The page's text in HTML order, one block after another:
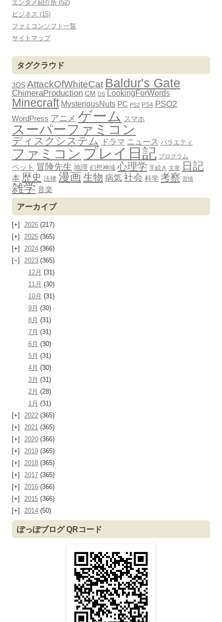
エンタメ紹介所 (52)
ビジネス (15)
ファミコンソフト一覧
サイトマップ
タグクラウド
3DS AttackOfWhiteCat Baldur's Gate
ChimeraProduction CM DS LookingForWords
Minecraft MysteriousNuts PC PS2 PS4 PSO2
WordPress アニメ ゲーム スマホ
スーパーファミコン
ディスクシステム ドラマ ニュース バラエティ
ファミコン プレイ日記 プログラム
ペット 冒険先生 地理 幻想神域 心理学 手続き 文章 日記
本 歴史 法律 漫画 生物 病気 社会 科学 考察 苦情
雑学 音楽
アーカイブ
2026 (217)
2025 (365)
2024 (366)
2023 (365)
12月 (31)
11月 (30)
10月 (31)
9月 (30)
8月 (31)
7月 (31)
6月 (30)
5月 (31)
4月 (30)
3月 (31)
2月 (28)
1月 (31)
2022 (365)
2021 (365)
2020 (366)
2019 (365)
2018 (365)
2017 (365)
2016 (366)
2015 (366)
2014 (50)
ぽっぽブログ QRコード